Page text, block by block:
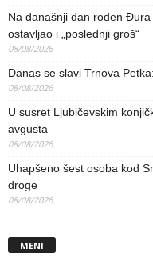
Na današnji dan rođen
ostavljao i „poslednji groš“
08/08/2026
Danas se slavi Trnova
08/08/2026
U susret Ljubičevskim
avgusta
08/08/2026
Uhapšeno šest osoba kod
droge
08/08/2026
MENI